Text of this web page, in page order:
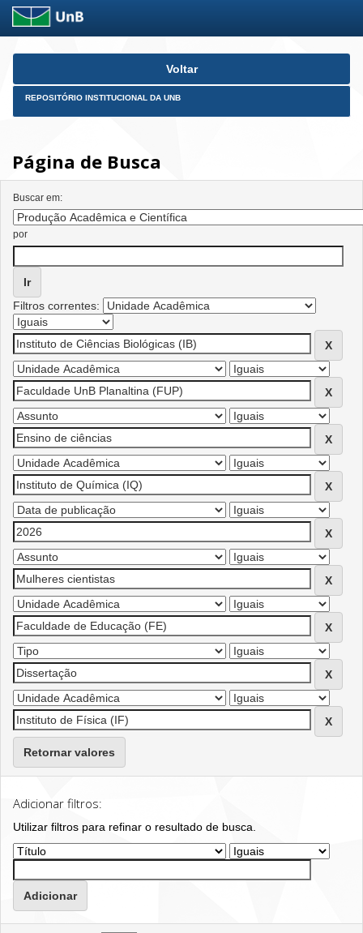
Skip
Voltar
REPOSITÓRIO INSTITUCIONAL DA UNB
Página de Busca
Buscar em:
por
Filtros correntes:
Retornar valores
Adicionar filtros:
Utilizar filtros para refinar o resultado de busca.